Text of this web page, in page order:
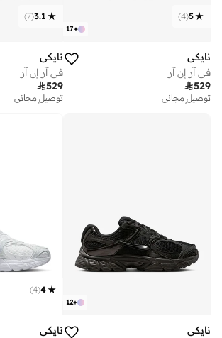
+
17
5
(
4
)
نايكي
في آر إن آر
529
توصيل مجاني
تم بيع أكثر من 20 مؤخرا
3.1
(
7
)
نايكي
في آر إن آر
529
توصيل مجاني
تم بيع أكثر من 10 مؤخرا
+
12
نايكي
4
(
4
)
نايكي